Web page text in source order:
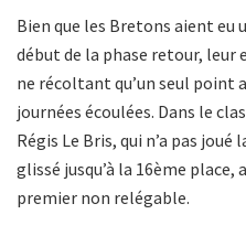
Bien que les Bretons aient
début de la phase retour, leur
ne récoltant qu’un seul point
journées écoulées. Dans le
Régis Le Bris, qui n’a pas
glissé jusqu’à la 16ème
premier non relégable.